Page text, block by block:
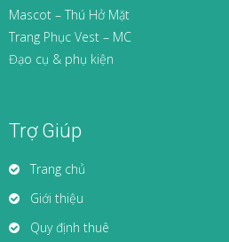
Mascot – Thú Hở Mặt
Trang Phục Vest – MC
Đạo cụ & phụ kiện
Trợ Giúp
Trang chủ
Giới thiệu
Quy định thuê